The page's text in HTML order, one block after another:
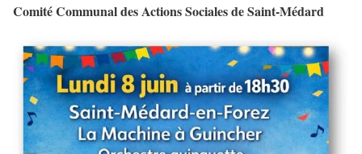
Comité Communal des Actions Sociales de Saint-Médard